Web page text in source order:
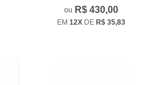
R$ 430,00
EM 12X DE R$ 35,83